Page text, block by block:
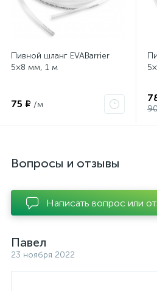
Пивной шланг EVABarrier
5×8 мм, 1 м
75 ₽ /м
Вопросы и отзывы
Написать вопрос или
Павел
23 ноября 2022